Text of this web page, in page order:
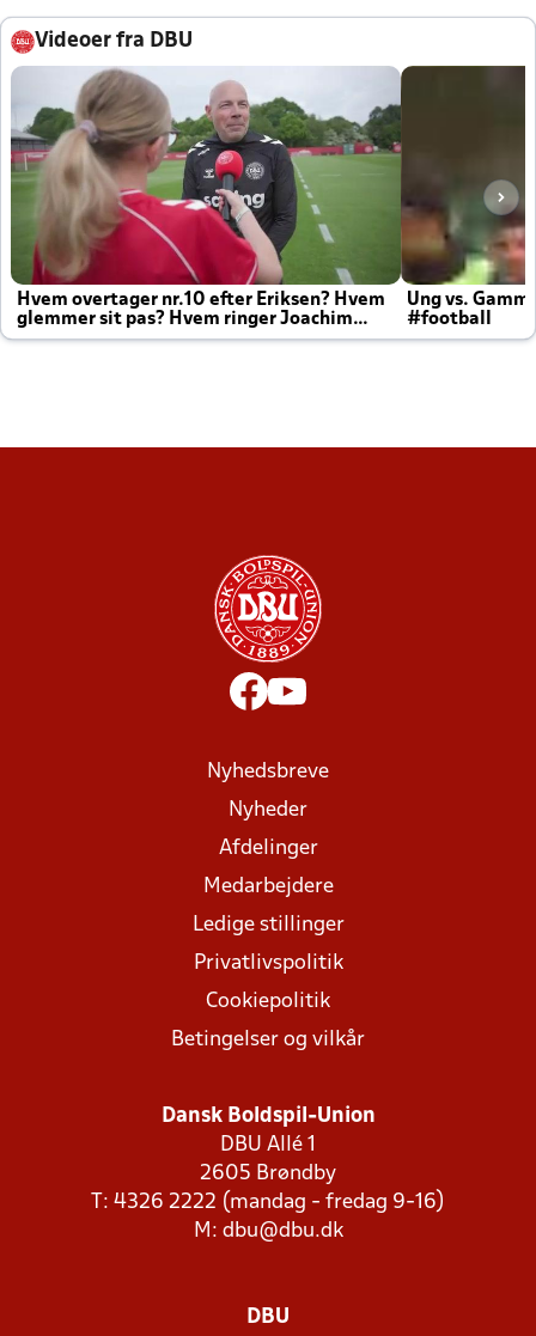
Videoer fra DBU
Hvem overtager nr.10 efter Eriksen? Hvem
glemmer sit pas? Hvem ringer Joachim
altid til efter kampe?
Ung vs.
#football
Nyhedsbreve
Nyheder
Afdelinger
Medarbejdere
Ledige stillinger
Privatlivspolitik
Cookiepolitik
Betingelser og vilkår
Dansk Boldspil-Union
DBU Allé 1
2605 Brøndby
T: 4326 2222 (mandag - fredag 9-16)
M: dbu@dbu.dk
DBU